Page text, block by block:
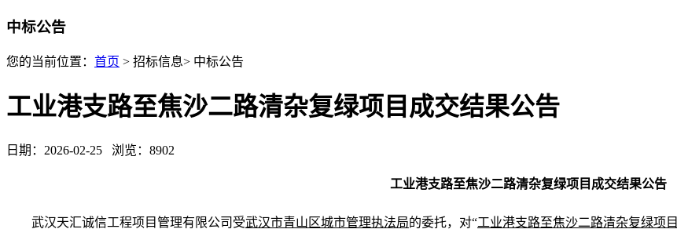
中标公告
您的当前位置： 首页 > 招标信息> 中标公告
工业港支路至焦沙二路清杂复绿项目成交结果公告
日期：2026-02-25 浏览：8902
工业港支路至焦沙二路清杂复绿项目成交结果公告
武汉天汇诚信工程项目管理有限公司受武汉市青山区城市管理执法局的委托， 对“工业港支路至焦沙二路清杂复绿项目